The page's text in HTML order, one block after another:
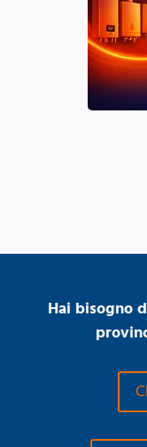
Hai bisogno